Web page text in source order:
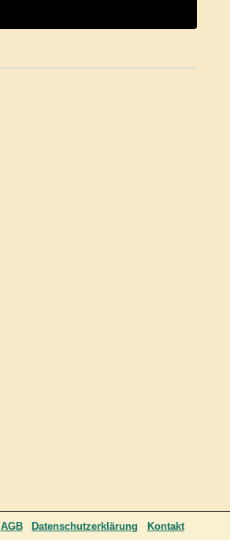
Kontakt
Datenschutzerklärung
AGB